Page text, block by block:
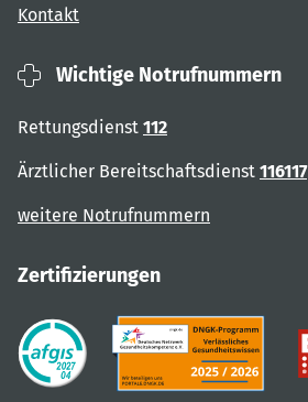
Kontakt
Wichtige Notrufnummern
Rettungsdienst 112
Ärztlicher Bereitschaftsdienst 116117
weitere Notrufnummern
Zertifizierungen